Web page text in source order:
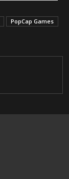
PopCap Games